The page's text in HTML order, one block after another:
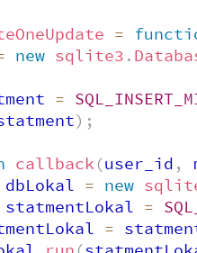
=
new sqlite3 .
=
) ;
callback (user_id ,
dbLokal = new
statmentLokal =
=